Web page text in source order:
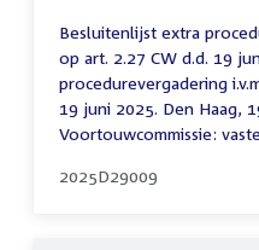
Besluitenlijst extra
op art. 2.27 CW d.d. 19
procedurevergadering
19 juni 2025. Den Haag,
Voortouwcommissie:
2025D29009